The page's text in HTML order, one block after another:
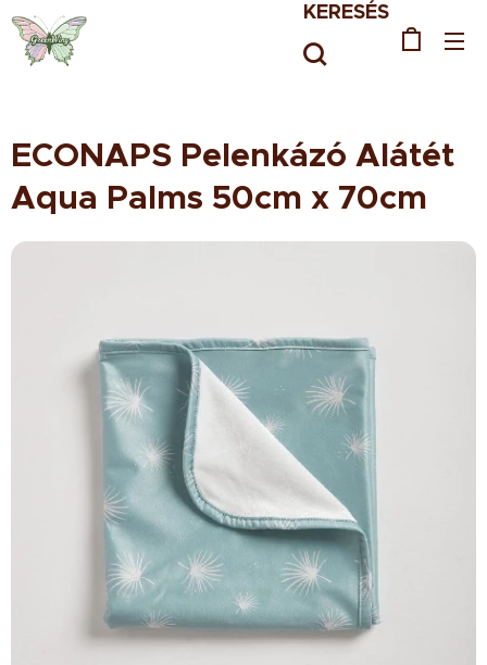
KERESÉS
ECONAPS Pelenkázó Alátét
Aqua Palms 50cm x 70cm